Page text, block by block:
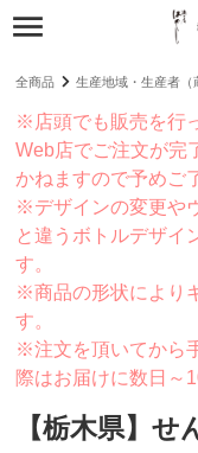
全商品 生産地域・生産者（
※店頭でも販売を行
Web店でご注文が完
かねますので予めご
※デザインの変更や
と違うボトルデザイ
す。
※商品の形状により
す。
※注文を頂いてから
際はお届けに数日～
【栃木県】せ